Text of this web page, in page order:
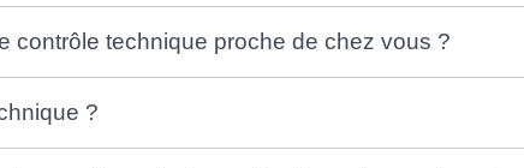
contrôle technique proche de chez vous ?
?